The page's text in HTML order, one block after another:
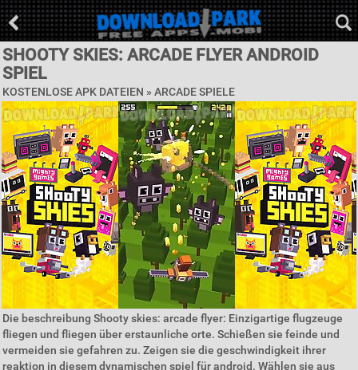
SHOOTY SKIES: ARCADE FLYER ANDROID
SPIEL
KOSTENLOSE APK DATEIEN » ARCADE SPIELE
Die beschreibung Shooty skies: arcade flyer: Einzigartige flugzeuge
fliegen und fliegen über erstaunliche orte. Schießen sie feinde und
vermeiden sie gefahren zu. Zeigen sie die geschwindigkeit ihrer
reaktion in diesem dynamischen spiel für android. Wählen sie aus